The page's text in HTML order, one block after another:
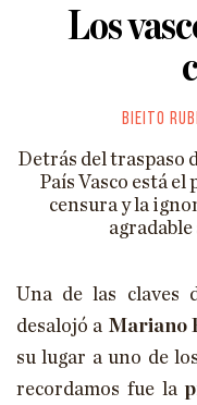
Los
Bieito
Detrás del traspaso
País Vasco está el
censura y la
agradable
Una de las claves
desalojó a Mariano
su lugar a uno de los
recordamos fue la